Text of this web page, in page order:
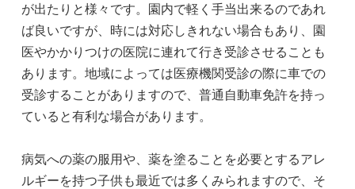
が出たりと様々です。園内で軽く手当出来るのであれ
ば良いですが、時には対応しきれない場合もあり、園
医やかかりつけの医院に連れて行き受診させることも
あります。地域によっては医療機関受診の際に車での
受診することがありますので、普通自動車免許を持っ
ていると有利な場合があります。
病気への薬の服用や、薬を塗ることを必要とするアレ
ルギーを持つ子供も最近では多くみられますので、そ